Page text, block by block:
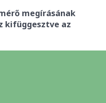
megírásának
kifüggesztve az